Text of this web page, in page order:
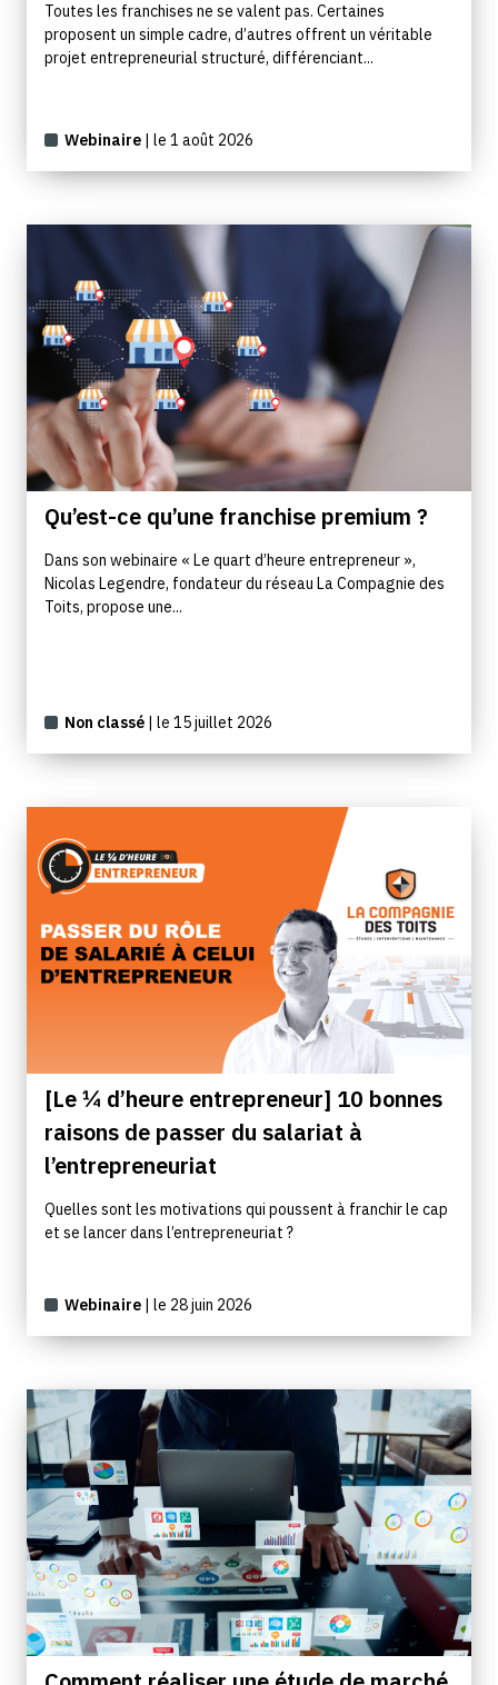
Toutes les franchises ne se valent pas. Certaines
proposent un simple cadre, d’autres offrent un véritable
projet entrepreneurial structuré, différenciant...
Webinaire | le 1 août 2026
Qu’est-ce qu’une franchise premium ?
Dans son webinaire « Le quart d’heure entrepreneur »,
Nicolas Legendre, fondateur du réseau La Compagnie des
Toits, propose une...
Non classé | le 15 juillet 2026
[Le ¼ d’heure entrepreneur] 10 bonnes
raisons de passer du salariat à
l’entrepreneuriat
Quelles sont les motivations qui poussent à franchir le cap
et se lancer dans l’entrepreneuriat ?
Webinaire | le 28 juin 2026